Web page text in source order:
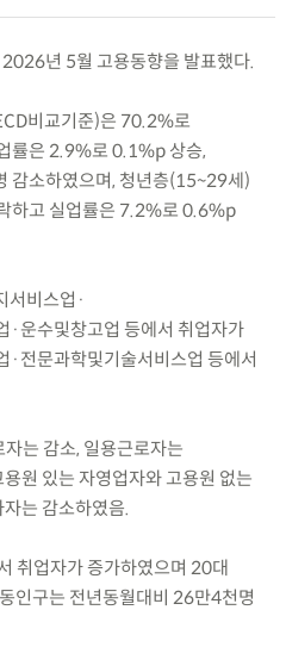
년 5월 고용동향을 발표했다.
비교기준)은 70.2%로
률은 2.9%로 0.1%p 상승,
감소하였으며, 청년층(15~29세)
하고 실업률은 7.2%로 0.6%p
서비스업·
·운수및창고업 등에서 취업자가
·전문과학및기술서비스업 등에서
는 감소, 일용근로자는
원 있는 자영업자와 고용원 없는
는 감소하였음.
취업자가 증가하였으며 20대
인구는 전년동월대비 26만4천명